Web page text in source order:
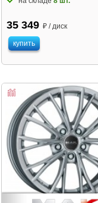
35 349 ₽ / диск
купить